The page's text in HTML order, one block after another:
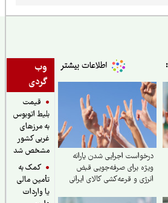
وب
گردی
قیمت
بلیط اتوبوس
به مرزهای
غربی کشور
مشخص شد
کمک به
تأمین مالی
یا واردات
درخواست اجرایی شدن یارانه
ویژه برای صرفه‌جویی قبض
انرژی و قرعه‌کشی کالای ایرانی